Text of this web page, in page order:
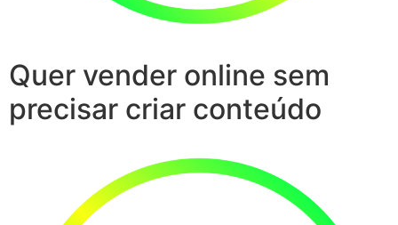
Quer vender online sem
precisar criar conteúdo